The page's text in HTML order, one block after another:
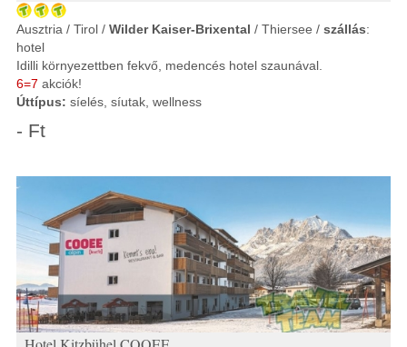
Ausztria / Tirol / Wilder Kaiser-Brixental / Thiersee / szállás:
hotel
Idilli környezettben fekvő, medencés hotel szaunával.
6=7 akciók!
Úttípus: síelés, síutak, wellness
- Ft